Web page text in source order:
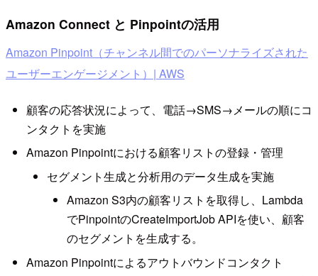
Amazon Connect と Pinpointの活用
Amazon Pinpoint（チャンネル間でのパーソナライズされた
ユーザーエンゲージメント）| AWS
顧客の応答状況によって、電話→SMS→メールの順にコ
ンタクトを実施
Amazon Pinpointにおける顧客リストの登録・管理
セグメント生成と分析用のデータ生成を実施
Amazon S3内の顧客リストを取得し、Lambda
でPinpointのCreateImportJob APIを使い、顧客
のセグメントを生成する。
Amazon Pinpointによるアウトバウンドコンタクト